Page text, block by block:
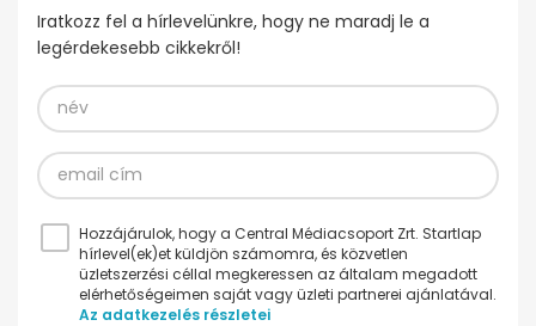
Iratkozz fel a hírlevelünkre, hogy ne maradj le a
legérdekesebb cikkekről!
Hozzájárulok, hogy a Central Médiacsoport Zrt. Startlap
hírlevel(ek)et küldjön számomra, és közvetlen
üzletszerzési céllal megkeressen az általam megadott
elérhetőségeimen saját vagy üzleti partnerei ajánlatával.
Az adatkezelés részletei